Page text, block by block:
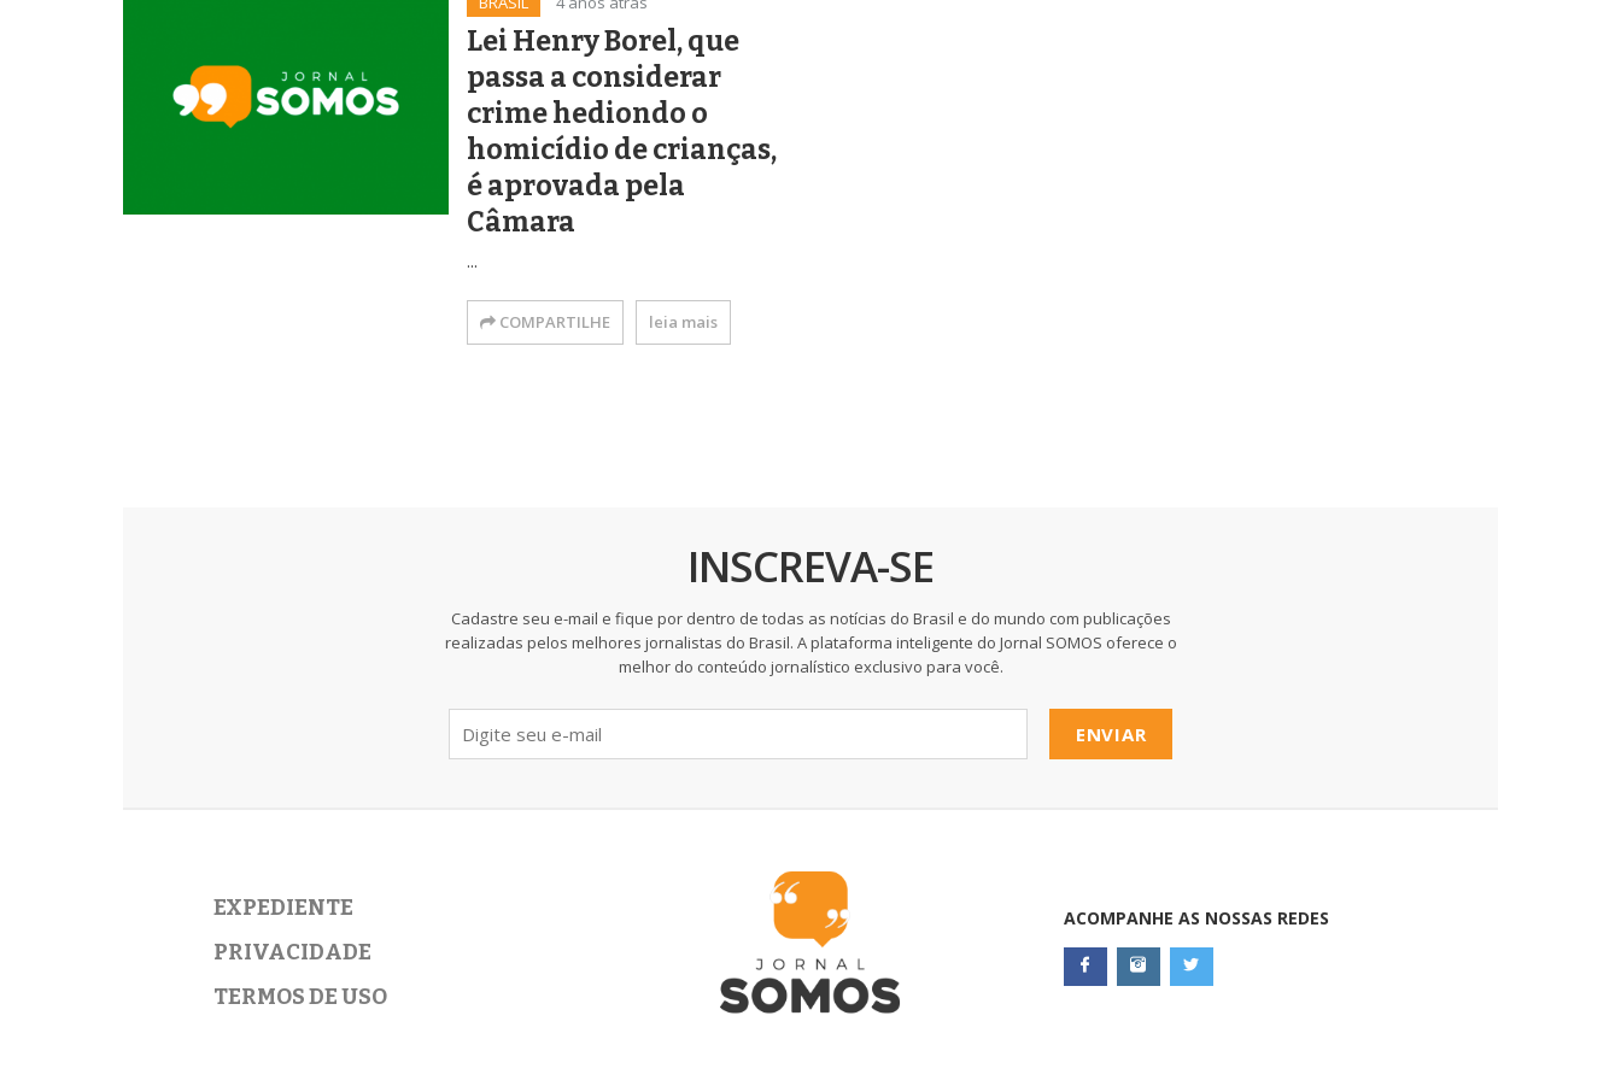
Lei Henry Borel, que
passa a considerar
crime hediondo o
homicídio de crianças,
é aprovada pela
Câmara
...
COMPARTILHE leia mais
INSCREVA-SE
Cadastre seu e-mail e fique por dentro de todas as notícias do Brasil e do mundo com publicações
realizadas pelos melhores jornalistas do Brasil. A plataforma inteligente do Jornal SOMOS oferece o
melhor do conteúdo jornalístico exclusivo para você.
ENVIAR
EXPEDIENTE
PRIVACIDADE
TERMOS DE USO
ACOMPANHE AS NOSSAS REDES